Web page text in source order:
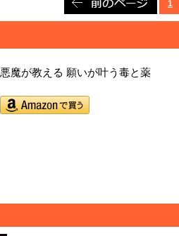
1
悪魔が教える 願いが叶う毒と薬